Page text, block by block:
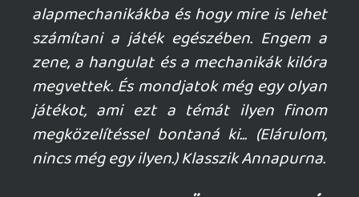
Necroman Mk2 2026.06.15 09:12:32
Necroman Mk2 2026.06.15 09:12:32 #212ai
A demóját a héten meg fogom nézni.